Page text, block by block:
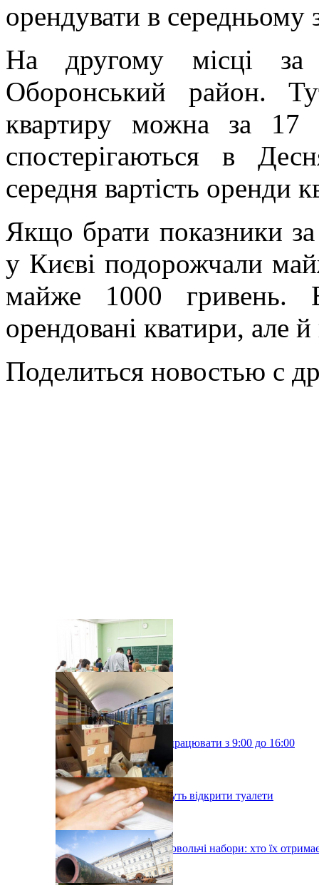
орендувати в середньому
На другому місці
Оборонський район.
квартиру можна за 17
спостерігаються в
середня вартість оренди
Якщо брати показники за
у Києві подорожчали
майже 1000 гривень.
орендовані кватири, але
Поделиться новостью с
Київські школи будуть працювати з 9:00 до 16:00
У київському метро хочуть відкрити туалети
У Києві роздадуть продовольчі набори: хто їх